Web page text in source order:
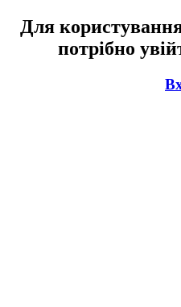
Для
потрібно